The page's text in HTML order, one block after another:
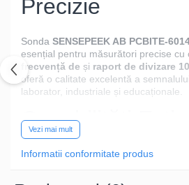
Precizie
Sonda SENSEPEEK AB PCBITE-
esențial pentru măsurători precise cu
frecvență de și raport de divizare
oferă o calitate excelentă a
laborator, industriale și educaționale.
Capabilități
Vezi mai mult
Informatii conformitate produs